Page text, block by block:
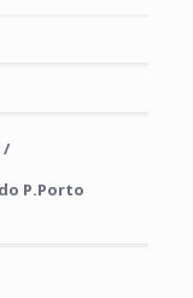
/
P.Porto